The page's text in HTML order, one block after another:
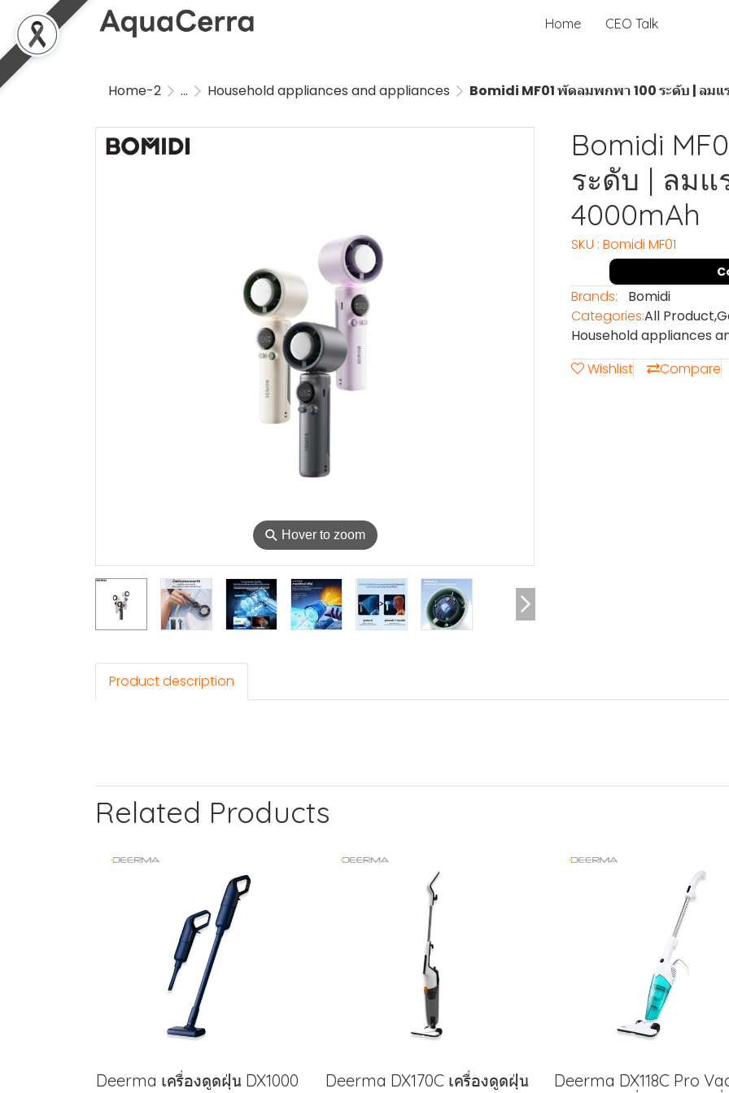
Home CEO Talk
Home-2 ... Household appliances and appliances Bomidi MF01 พัดลมพกพา 100 ระดับ | ลม
⚲ Hover to zoom
Bomidi
ระดับ | ลมแ
4000mAh
SKU : Bomidi MF01
Brands:
Bomidi
Categories:All Product,
Household appliances
Wishlist
Compare
Product description
Related Products
Deerma เครื่องดูดฝุ่น DX1000
Deerma DX170C เครื่องดูดฝุ่น
Deerma DX118C Pro